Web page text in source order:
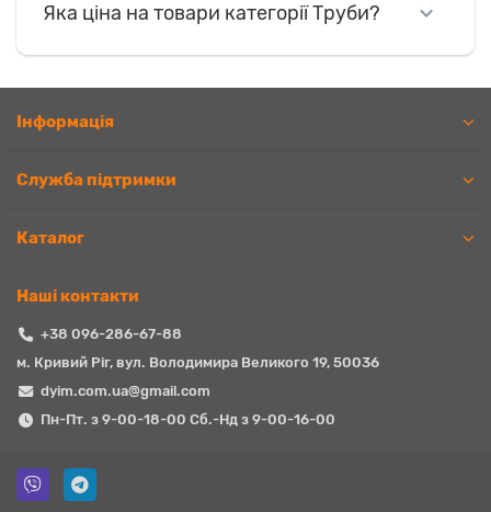
Яка ціна на товари категорії Труби?
Iнформація
Служба підтримки
Каталог
Наші контакти
+38 096-286-67-88
м. Кривий Ріг, вул. Володимира Великого 19, 50036
dyim.com.ua@gmail.com
Пн-Пт. з 9-00-18-00 Сб.-Нд з 9-00-16-00